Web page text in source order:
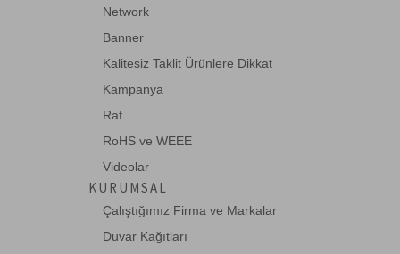
Erkek <-> USB -->
BA-USB3-EXT-25-1
Beek USB 3.0 Uzatma Kablosu, USB A
BC-USB-2AA-MF-02
Beek USB 2.0 Uzatma Kablosu, USB A
Erkek <-> USB -->
Network
Banner
Kalitesiz Taklit Ürünlere Dikkat
Kampanya
Raf
RoHS ve WEEE
Videolar
KURUMSAL
Çalıştığımız Firma ve Markalar
Duvar Kağıtları